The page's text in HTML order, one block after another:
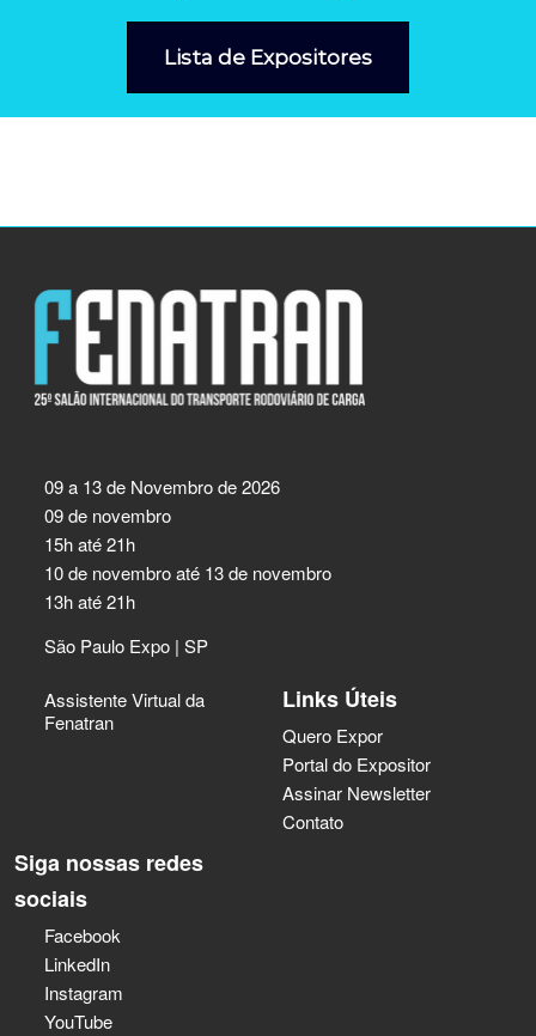
Lista de Expositores
09 a 13 de Novembro de 2026
09 de novembro
15h até 21h
10 de novembro até 13 de novembro
13h até 21h
São Paulo Expo | SP
Assistente Virtual da
Fenatran
Links Úteis
Quero Expor
Portal do Expositor
Assinar Newsletter
Contato
Siga nossas redes
sociais
Facebook
LinkedIn
Instagram
YouTube